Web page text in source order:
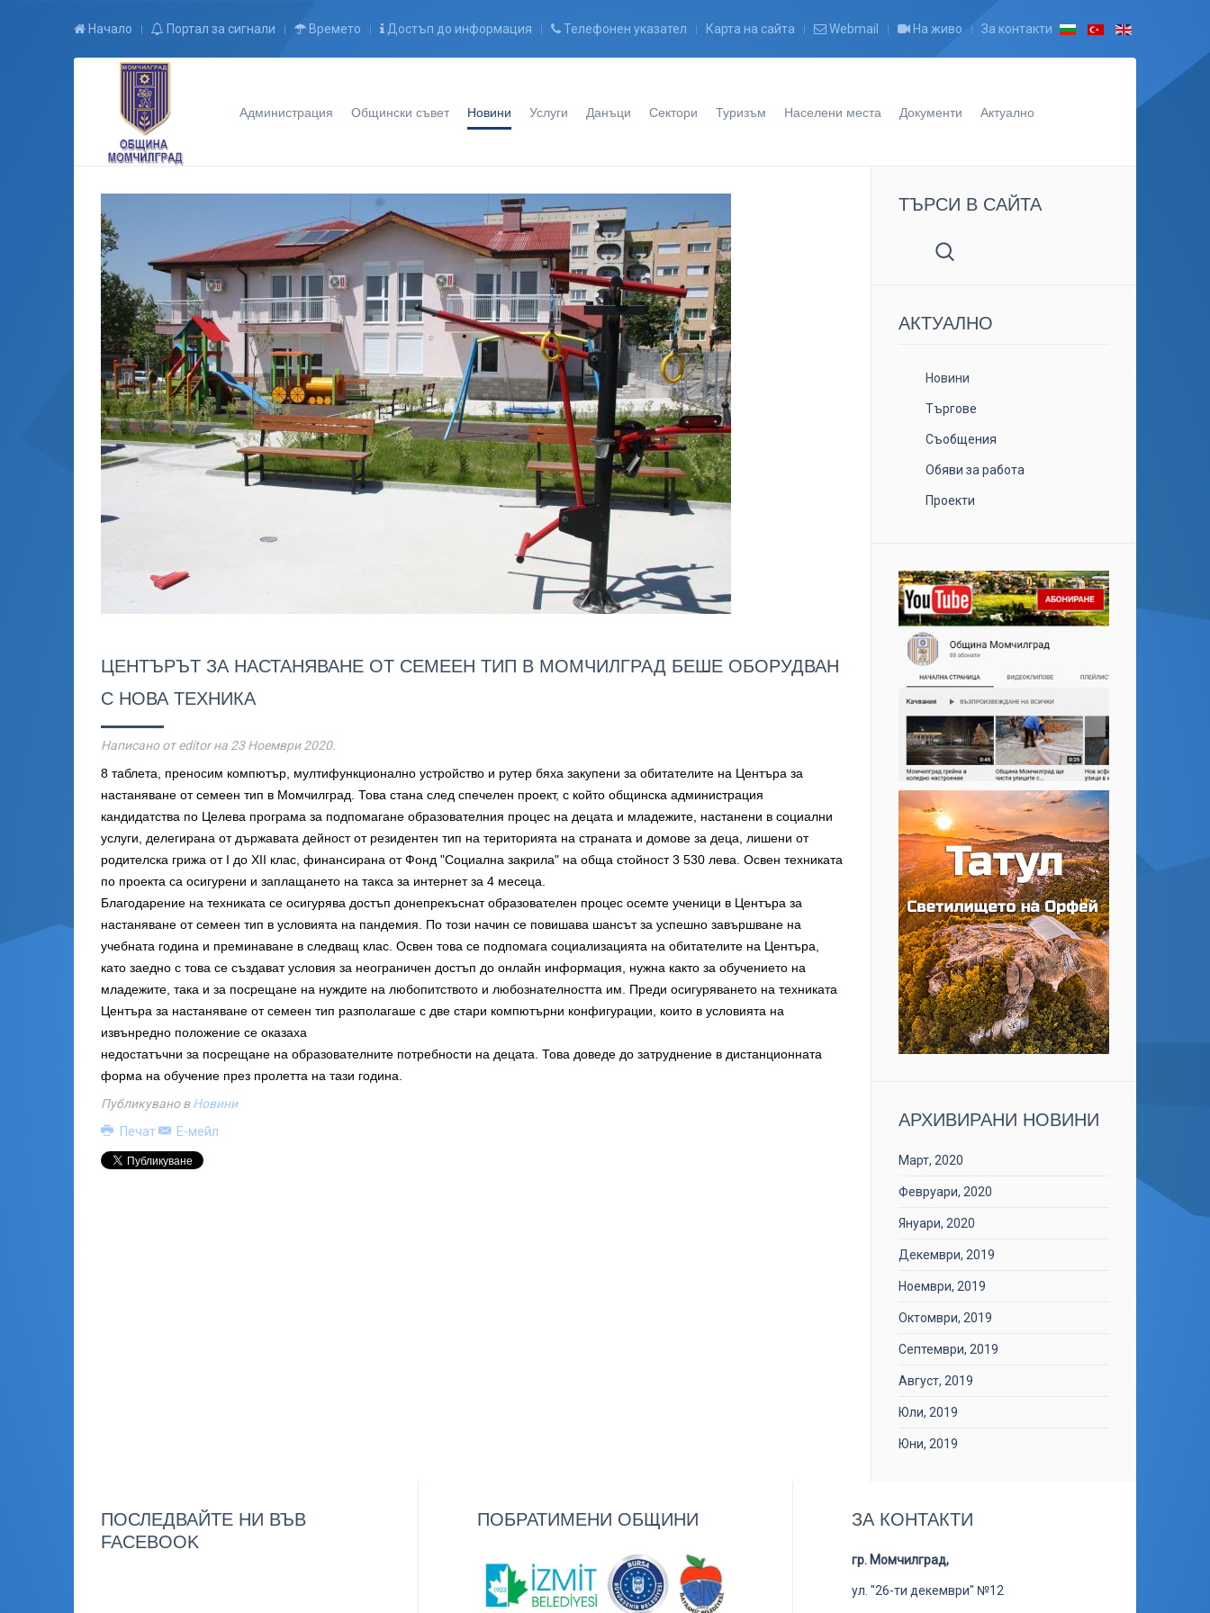
Начало Портал за сигнали Времето Достъп до информация Телефонен указател Карта на сайта Webmail На живо За контакти
Администрация Общински съвет Новини Услуги Данъци Сектори Туризъм Населени места Документи Актуално
ЦЕНТЪРЪТ ЗА НАСТАНЯВАНЕ ОТ СЕМЕЕН ТИП В МОМЧИЛГРАД БЕШЕ ОБОРУДВАН
С НОВА ТЕХНИКА
Написано от editor на 23 Ноември 2020.
8 таблета, преносим компютър, мултифункционално устройство и рутер бяха закупени за обитателите на Центъра за
настаняване от семеен тип в Момчилград. Това стана след спечелен проект, с който общинска администрация
кандидатства по Целева програма за подпомагане образователния процес на децата и младежите, настанени в социални
услуги, делегирана от държавата дейност от резидентен тип на територията на страната и домове за деца, лишени от
родителска грижа от I до XII клас, финансирана от Фонд "Социална закрила" на обща стойност 3 530 лева. Освен техниката
по проекта са осигурени и заплащането на такса за интернет за 4 месеца.
Благодарение на техниката се осигурява достъп донепрекъснат образователен процес осемте ученици в Центъра за
настаняване от семеен тип в условията на пандемия. По този начин се повишава шансът за успешно завършване на
учебната година и преминаване в следващ клас. Освен това се подпомага социализацията на обитателите на Центъра,
като заедно с това се създават условия за неограничен достъп до онлайн информация, нужна както за обучението на
младежите, така и за посрещане на нуждите на любопитството и любознателността им. Преди осигуряването на техниката
Центъра за настаняване от семеен тип разполагаше с две стари компютърни конфигурации, които в условията на
извънредно положение се оказаха
недостатъчни за посрещане на образователните потребности на децата. Това доведе до затруднение в дистанционната
форма на обучение през пролетта на тази година.
Публикувано вНовини
Печат
Е-мейл
ТЪРСИ В САЙТА
АКТУАЛНO
Новини
Търгове
Съобщения
Обяви за работа
Проекти
АРХИВИРАНИ НОВИНИ
Март, 2020
Февруари, 2020
Януари, 2020
Декември, 2019
Ноември, 2019
Октомври, 2019
Септември, 2019
Август, 2019
Юли, 2019
Юни, 2019
ПОСЛЕДВАЙТЕ НИ ВЪВ
FACEBOOK
ПОБРАТИМЕНИ ОБЩИНИ ЗА КОНТАКТИ
гр. Момчилград,
ул. "26-ти декември" №12